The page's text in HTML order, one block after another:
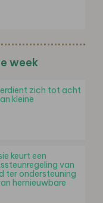
week
zich tot acht
kleine
keurt een
van
ter ondersteuning
hernieuwbare